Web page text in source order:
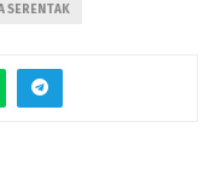
SERENTAK